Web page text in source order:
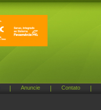
Anuncie Contato